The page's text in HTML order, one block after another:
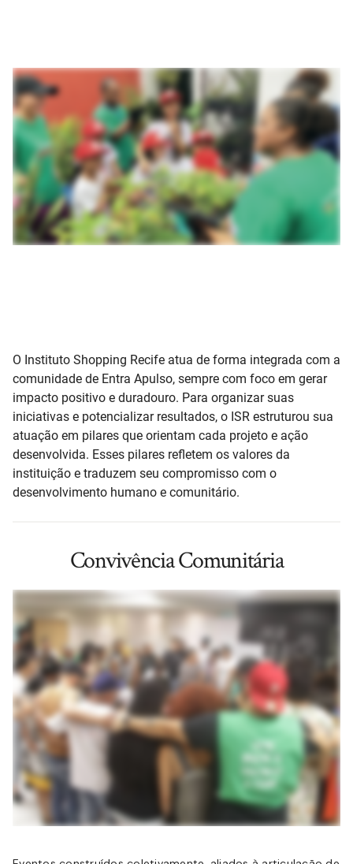
O Instituto Shopping Recife atua de forma integrada com a
comunidade de Entra Apulso, sempre com foco em gerar
impacto positivo e duradouro. Para organizar suas
iniciativas e potencializar resultados, o ISR estruturou sua
atuação em pilares que orientam cada projeto e ação
desenvolvida. Esses pilares refletem os valores da
instituição e traduzem seu compromisso com o
desenvolvimento humano e comunitário.
Convivência Comunitária